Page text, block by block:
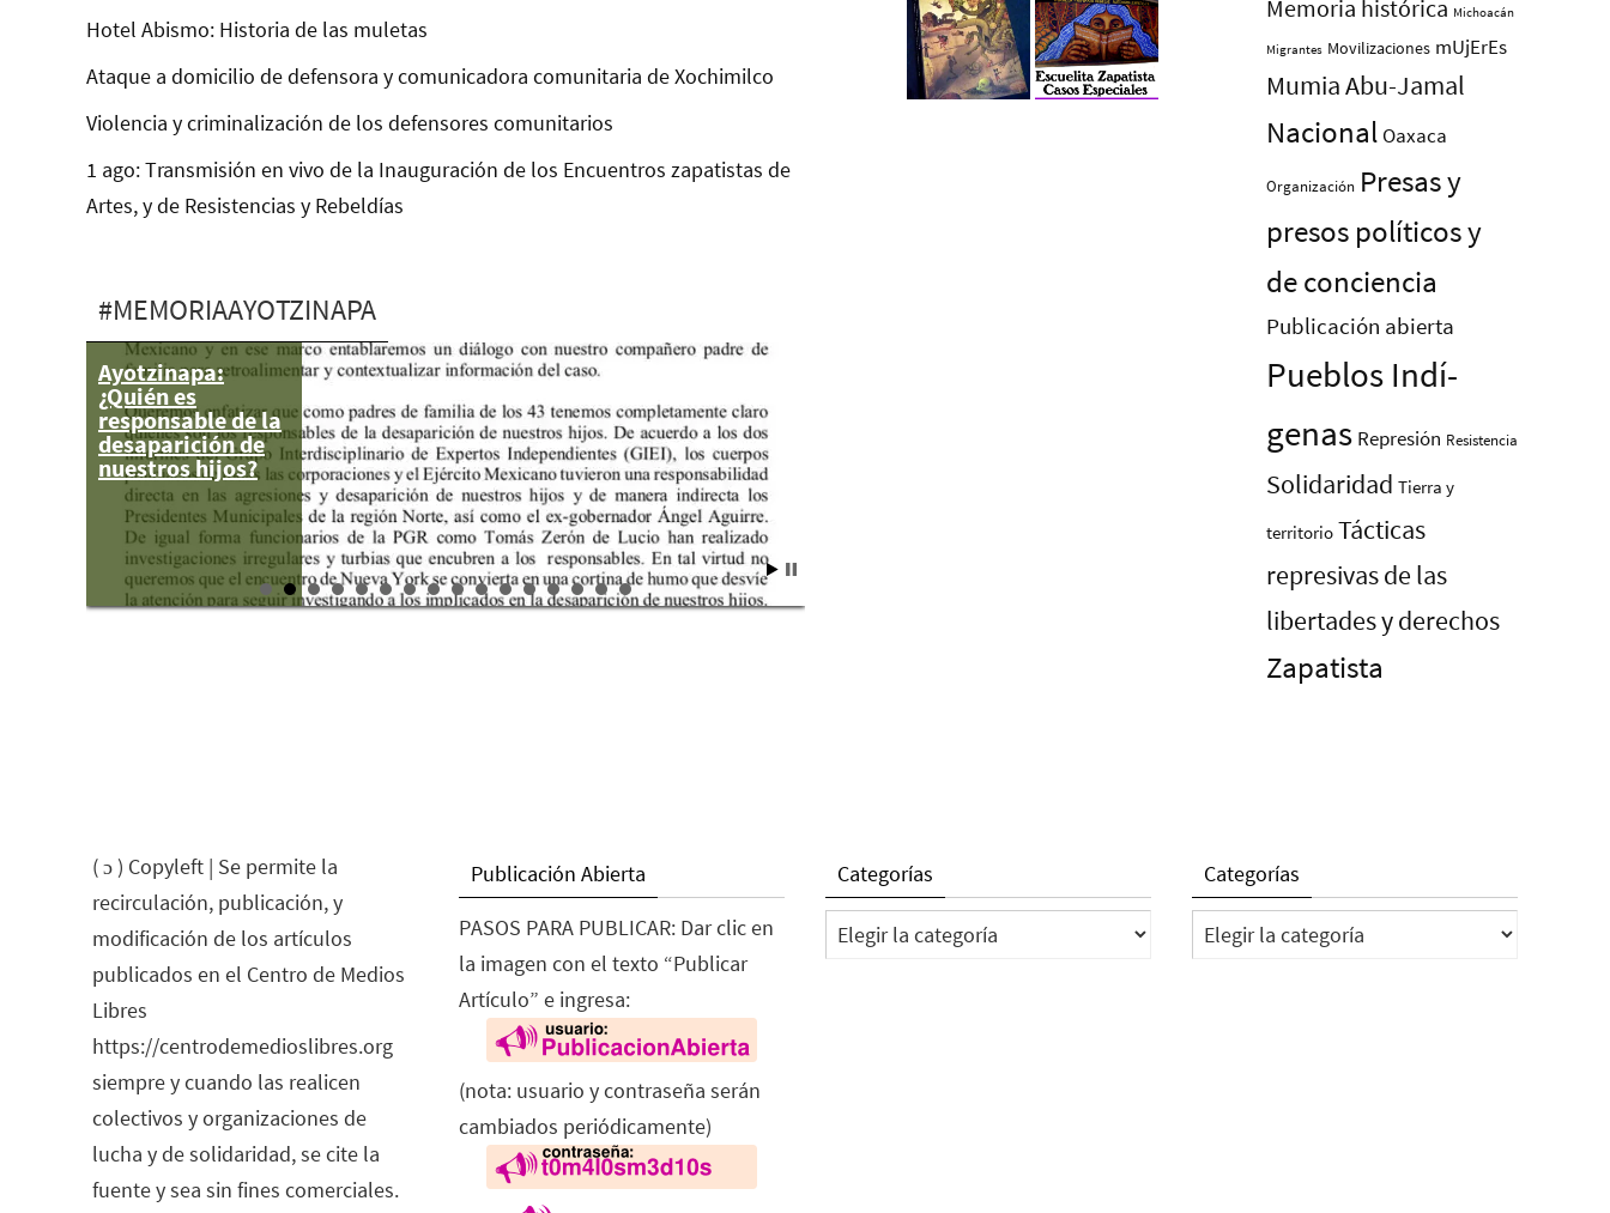
Hotel Abismo: Historia de las muletas
Ataque a domicilio de defensora y comunicadora comunitaria de Xochimilco
Violencia y criminalización de los defensores comunitarios
1 ago: Transmisión en vivo de la Inauguración de los Encuentros zapatistas de
Artes, y de Resistencias y Rebeldías
#MEMORIAAYOTZINAPA
Ayotzinapa:
¿Quién es
responsable de la
desaparición de
nuestros hijos?
¿Qué nos dejó la
visita de La
Caravana 43?
Memoria histórica Michoacán
Migrantes Movilizaciones mUjErEs
Mumia Abu-Jamal
Nacional Oaxaca
Organización Presas y
presos polí­ticos y
de conciencia
Publicación abierta
Pueblos Indí­
genas Represión Resistencia
Solidaridad Tierra y
territorio Tácticas
represivas de las
libertades y derechos
Zapatista
( ɔ ) Copyleft | Se permite la
recirculación, publicación, y
modificación de los artículos
publicados en el Centro de Medios
Libres
https://centrodemedioslibres.org
siempre y cuando las realicen
colectivos y organizaciones de
lucha y de solidaridad, se cite la
fuente y sea sin fines comerciales.
Publicación Abierta
PASOS PARA PUBLICAR: Dar clic en
la imagen con el texto “Publicar
Artículo” e ingresa:
(nota: usuario y contraseña serán
cambiados periódicamente)
Categorías
Categorías
Categorías
Categorías